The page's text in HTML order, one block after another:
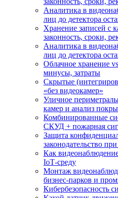
Аналитика в
лиц до детектора
Хранение записей с
законность, сроки,
Аналитика в
лиц до детектора
Облачное хранение
минусы, затраты
Скрытые
«без видеокамер»
Уличное
камер и анализ
Комбинированные
СКУД + пожарная
Защита
законодательство
Как
IoT‑среду
Монтаж
бизнес‑парков и
Кибербезопасность